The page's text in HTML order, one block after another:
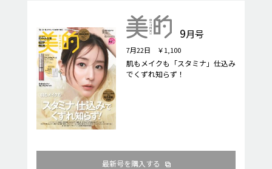
9月号
7月22日 ￥1,100
肌もメイクも「スタミナ」仕込み
でくずれ知らず！
最新号を購入する